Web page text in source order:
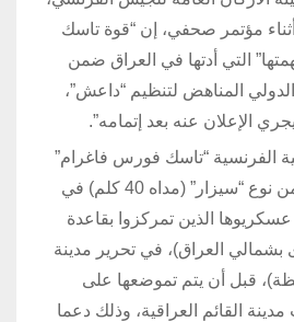
أثناء مؤتمر صحفي، إن “قوة تاسك
التي أدتها في العراق ضمن
المناهض لتنظيم “داعش”،
الإعلان عنه بعد إتمامه”.
الفرنسية “تاسك فورس فاغرام”
المسلحة بثلاثة مدافع من نوع “سيزار” (مداه 40 كلم) في
وشارك عسكريوها الذين تمركزوا بقاعدة
بشمالي العراق)، في تحرير مدينة
قبل أن يتم تموضعها على
القائم العراقية، وذلك دعما